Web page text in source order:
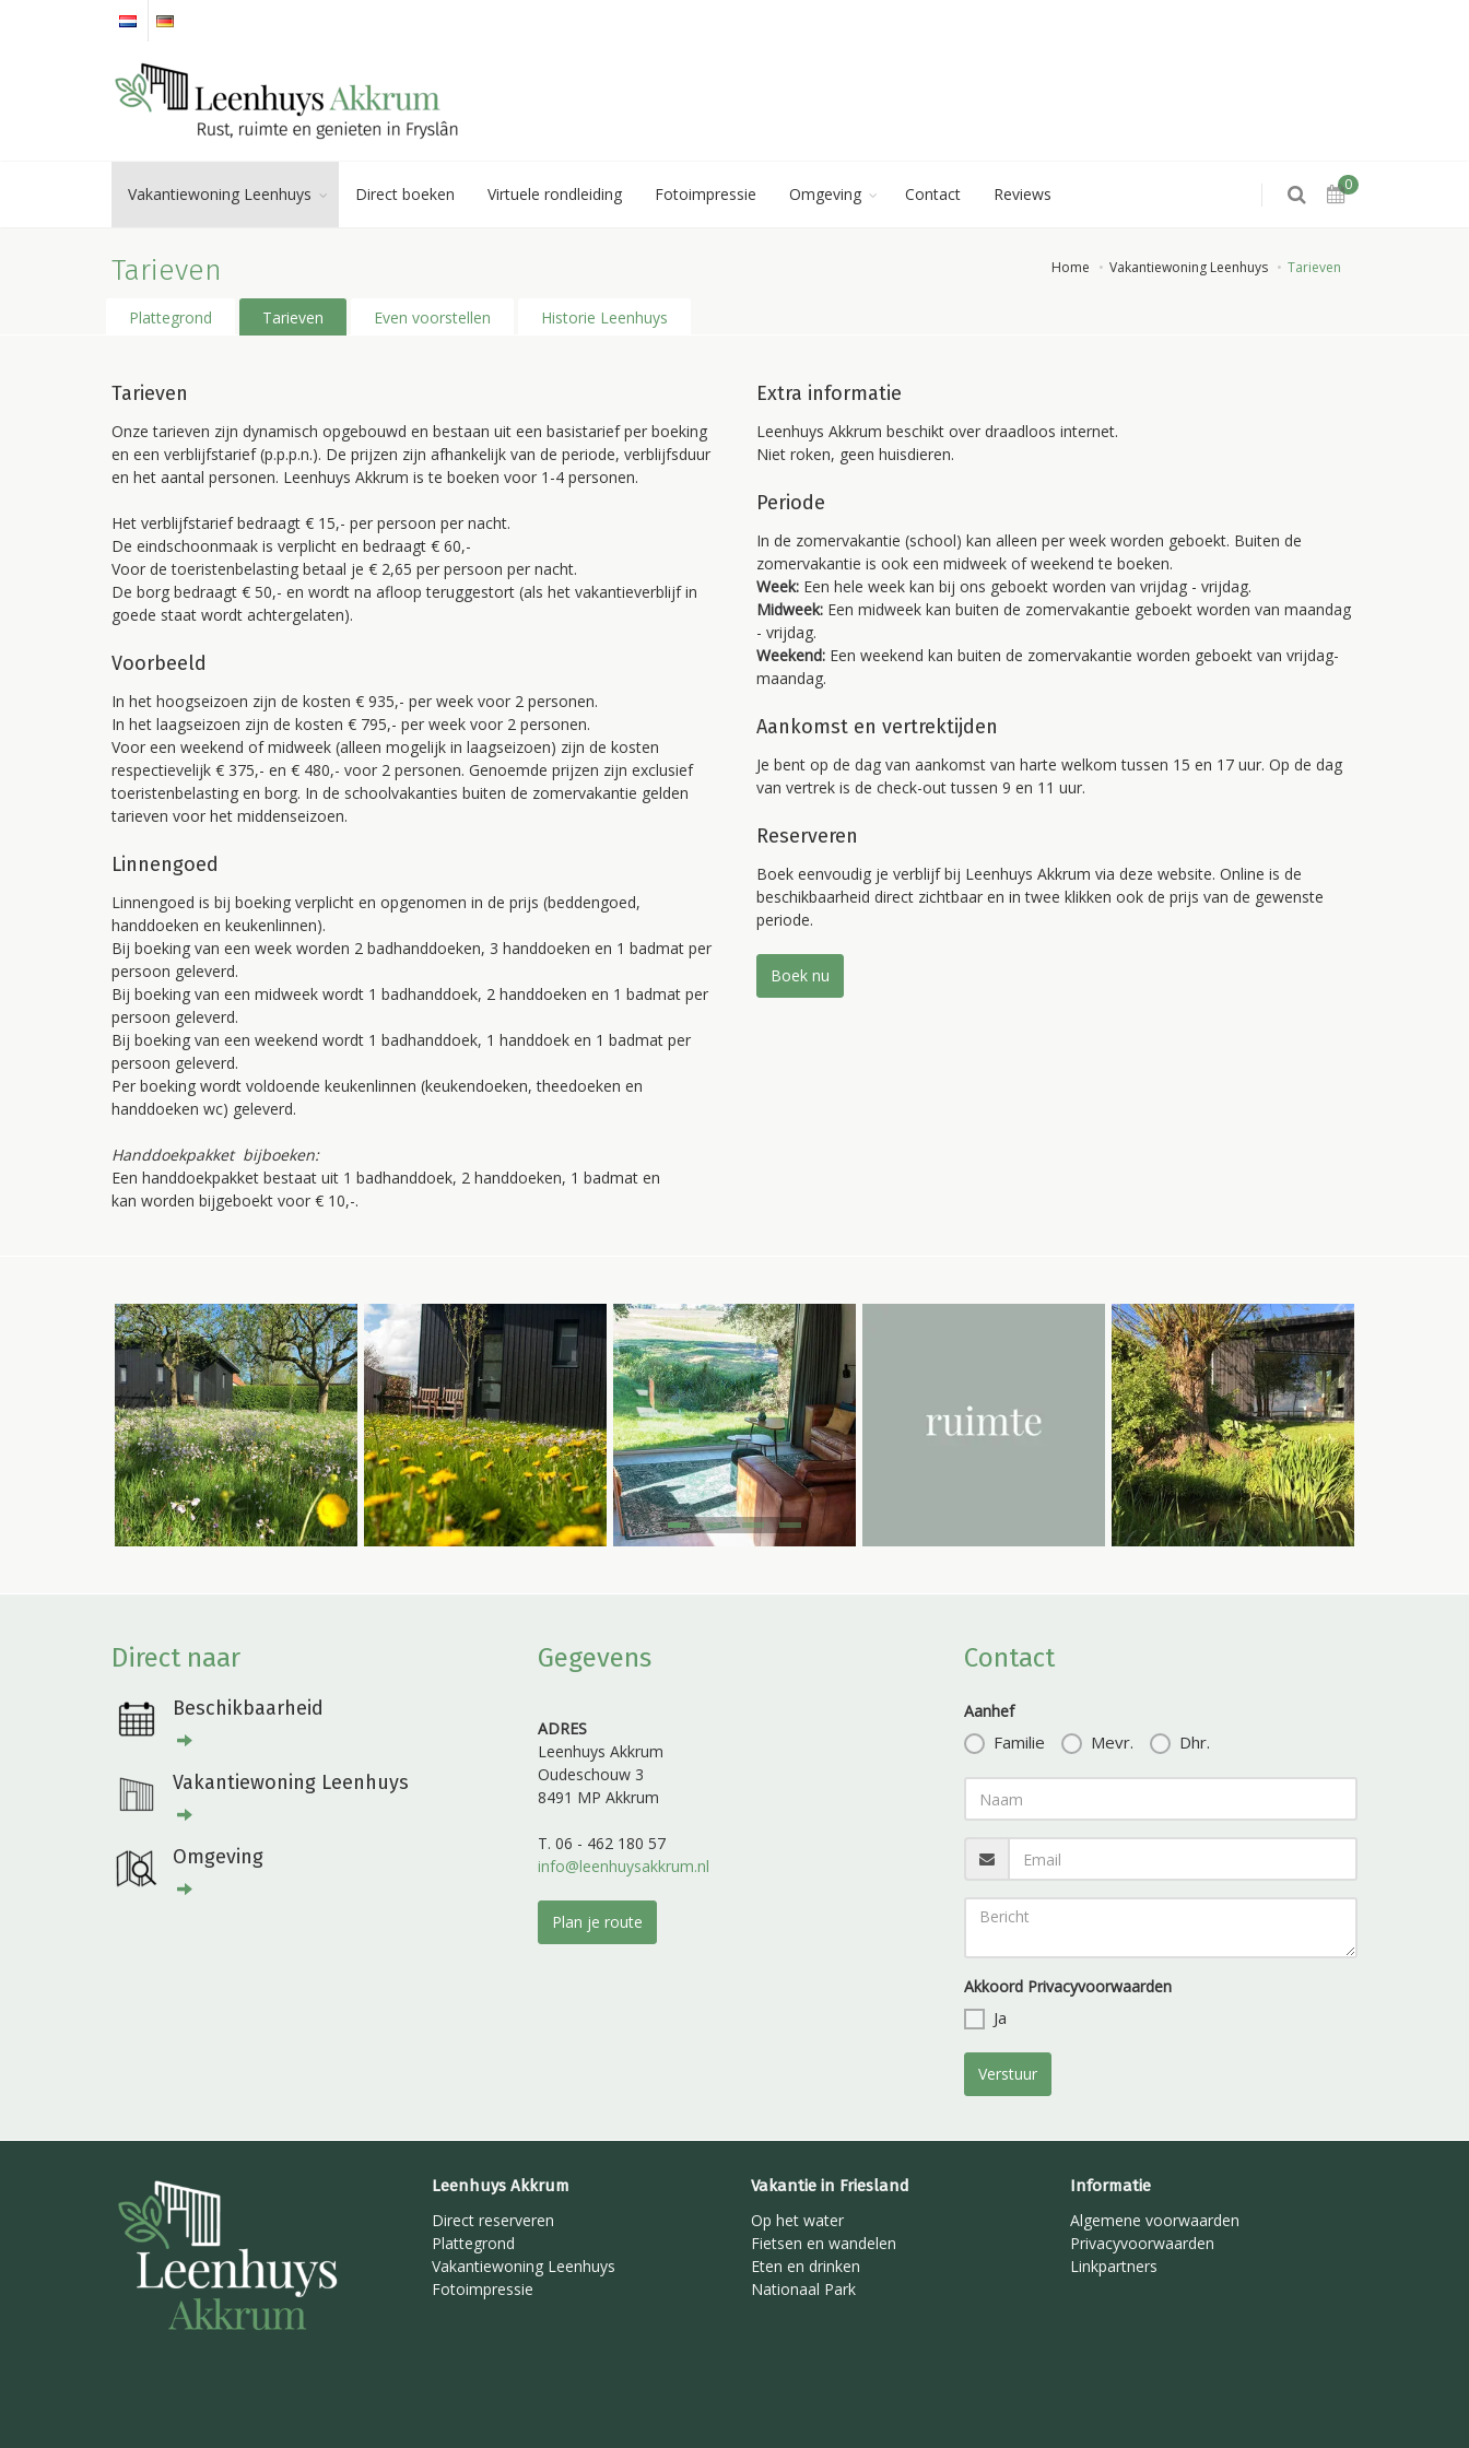
0
Vakantiewoning Leenhuys Direct boeken Virtuele rondleiding Fotoimpressie Omgeving Contact Reviews
Home Vakantiewoning Leenhuys Tarieven
Tarieven
Plattegrond Tarieven Even voorstellen Historie Leenhuys
Tarieven
Onze tarieven zijn dynamisch opgebouwd en bestaan uit een basistarief per boeking
en een verblijfstarief (p.p.p.n.). De prijzen zijn afhankelijk van de periode, verblijfsduur
en het aantal personen. Leenhuys Akkrum is te boeken voor 1-4 personen.
Het verblijfstarief bedraagt € 15,- per persoon per nacht.
De eindschoonmaak is verplicht en bedraagt € 60,-
Voor de toeristenbelasting betaal je € 2,65 per persoon per nacht.
De borg bedraagt € 50,- en wordt na afloop teruggestort (als het vakantieverblijf in
goede staat wordt achtergelaten).
Voorbeeld
In het hoogseizoen zijn de kosten € 935,- per week voor 2 personen.
In het laagseizoen zijn de kosten € 795,- per week voor 2 personen.
Voor een weekend of midweek (alleen mogelijk in laagseizoen) zijn de kosten
respectievelijk € 375,- en € 480,- voor 2 personen. Genoemde prijzen zijn exclusief
toeristenbelasting en borg. In de schoolvakanties buiten de zomervakantie gelden
tarieven voor het middenseizoen.
Linnengoed
Linnengoed is bij boeking verplicht en opgenomen in de prijs (beddengoed,
handdoeken en keukenlinnen).
Bij boeking van een week worden 2 badhanddoeken, 3 handdoeken en 1 badmat per
persoon geleverd.
Bij boeking van een midweek wordt 1 badhanddoek, 2 handdoeken en 1 badmat per
persoon geleverd.
Bij boeking van een weekend wordt 1 badhanddoek, 1 handdoek en 1 badmat per
persoon geleverd.
Per boeking wordt voldoende keukenlinnen (keukendoeken, theedoeken en
handdoeken wc) geleverd.
Handdoekpakket bijboeken:
Een handdoekpakket bestaat uit 1 badhanddoek, 2 handdoeken, 1 badmat en
kan worden bijgeboekt voor € 10,-.
Extra informatie
Leenhuys Akkrum beschikt over draadloos internet.
Niet roken, geen huisdieren.
Periode
In de zomervakantie (school) kan alleen per week worden geboekt. Buiten de
zomervakantie is ook een midweek of weekend te boeken.
Week: Een hele week kan bij ons geboekt worden van vrijdag - vrijdag.
Midweek: Een midweek kan buiten de zomervakantie geboekt worden van maandag
- vrijdag.
Weekend: Een weekend kan buiten de zomervakantie worden geboekt van vrijdag-
maandag.
Aankomst en vertrektijden
Je bent op de dag van aankomst van harte welkom tussen 15 en 17 uur. Op de dag
van vertrek is de check-out tussen 9 en 11 uur.
Reserveren
Boek eenvoudig je verblijf bij Leenhuys Akkrum via deze website. Online is de
beschikbaarheid direct zichtbaar en in twee klikken ook de prijs van de gewenste
periode.
Boek nu
Direct naar
Beschikbaarheid
Vakantiewoning Leenhuys
Omgeving
Gegevens
ADRES
Leenhuys Akkrum
Oudeschouw 3
8491 MP Akkrum
T. 06 - 462 180 57
info@leenhuysakkrum.nl
Plan je route
Contact
Aanhef
Familie Mevr. Dhr.
Akkoord Privacyvoorwaarden
Ja
Verstuur
Leenhuys Akkrum
Direct reserveren
Plattegrond
Vakantiewoning Leenhuys
Fotoimpressie
Vakantie in Friesland
Op het water
Fietsen en wandelen
Eten en drinken
Nationaal Park
Informatie
Algemene voorwaarden
Privacyvoorwaarden
Linkpartners